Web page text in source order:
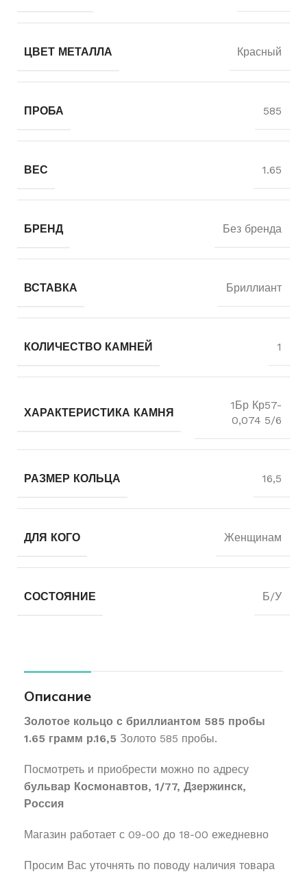
ЦВЕТ МЕТАЛЛА Красный
ПРОБА 585
ВЕС 1.65
БРЕНД Без бренда
ВСТАВКА Бриллиант
КОЛИЧЕСТВО КАМНЕЙ 1
ХАРАКТЕРИСТИКА КАМНЯ
1Бр Кр57-
0,074 5/6
РАЗМЕР КОЛЬЦА 16,5
ДЛЯ КОГО Женщинам
СОСТОЯНИЕ Б/У
Описание
Золотое кольцо с бриллиантом 585 пробы
1.65 грамм р.16,5 Золото 585 пробы.
Посмотреть и приобрести можно по адресу
бульвар Космонавтов, 1/77, Дзержинск,
Россия
Магазин работает с 09-00 до 18-00 ежедневно
Просим Вас уточнять по поводу наличия товара